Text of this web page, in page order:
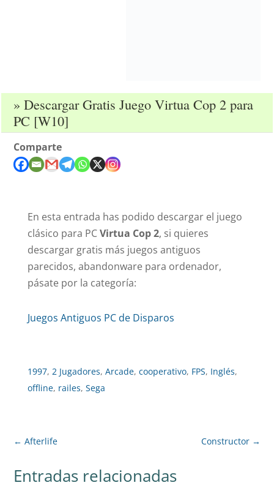
» Descargar Gratis Juego Virtua Cop 2 para
PC [W10]
Comparte
En esta entrada has podido descargar el juego
clásico para PCVirtua Cop 2, si quieres
descargar gratis más juegos antiguos
parecidos, abandonware para ordenador,
pásate por la categoría:
Juegos Antiguos PC de Disparos
1997, 2 Jugadores, Arcade, cooperativo, FPS, Inglés,
offline, railes, Sega
←Afterlife Constructor→
Entradas relacionadas